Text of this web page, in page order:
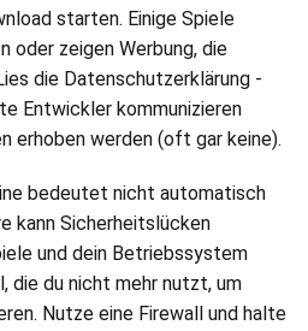
starten. Einige Spiele
oder zeigen Werbung, die
die Datenschutzerklärung -
Entwickler kommunizieren
erhoben werden (oft gar keine).
bedeutet nicht automatisch
kann Sicherheitslücken
und dein Betriebssystem
die du nicht mehr nutzt, um
Nutze eine Firewall und halte